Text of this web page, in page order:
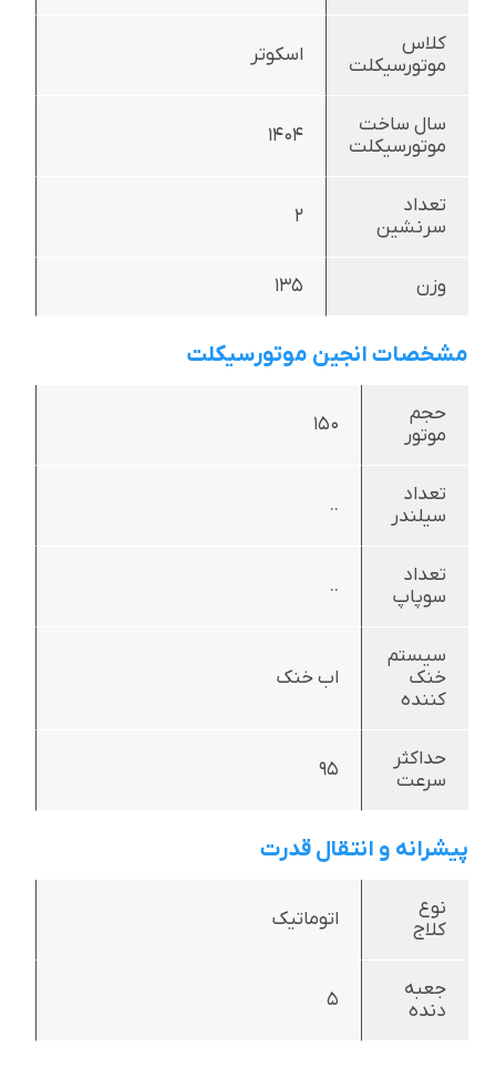
کلاس
موتورسیکلت
اسکوتر
سال ساخت
موتورسیکلت
1404
تعداد
سرنشین
2
وزن 135
مشخصات انجین موتورسیکلت
حجم
موتور
150
تعداد
سیلندر
..
تعداد
سوپاپ
..
سیستم
خنک
کننده
اب خنک
حداکثر
سرعت
95
پیشرانه و انتقال قدرت
نوع
کلاج
اتوماتیک
جعبه
دنده
5